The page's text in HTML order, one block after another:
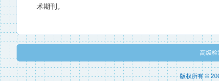
术期刊。
高级检
版权所有 ©